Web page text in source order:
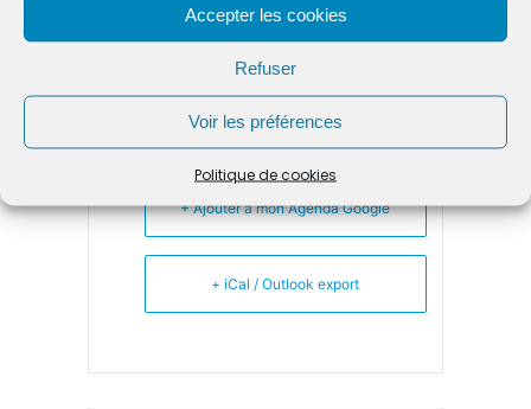
Accepter les cookies
Refuser
Voir les préférences
Politique de cookies
MAIRIE DE BEAURECUEIL
+ Ajouter à mon Agenda Google
+ iCal / Outlook export